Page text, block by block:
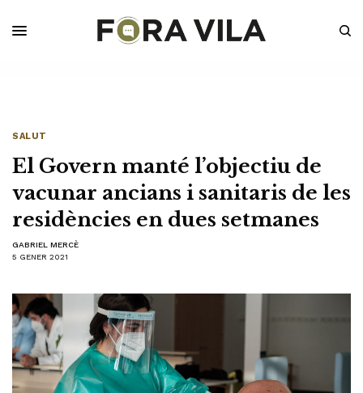
SALUT
El Govern manté l’objectiu de
vacunar ancians i sanitaris de les
residències en dues setmanes
GABRIEL MERCÈ
5 GENER 2021